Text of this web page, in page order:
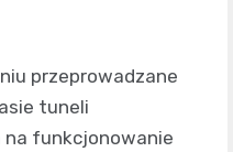
przeprowadzane
tuneli
na funkcjonowanie